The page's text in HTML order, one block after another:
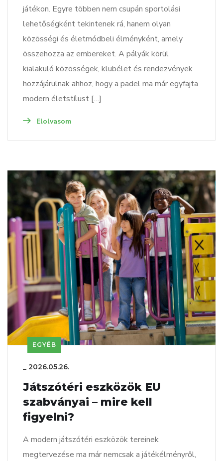
játékon. Egyre többen nem csupán sportolási
lehetőségként tekintenek rá, hanem olyan
közösségi és életmódbeli élményként, amely
összehozza az embereket. A pályák körül
kialakuló közösségek, klubélet és rendezvények
hozzájárulnak ahhoz, hogy a padel ma már egyfajta
modern életstílust […]
Elolvasom
EGYÉB
_ 2026.05.26.
Játszótéri eszközök EU
szabványai – mire kell
figyelni?
A modern játszótéri eszközök tereinek
megtervezése ma már nemcsak a játékélményről,